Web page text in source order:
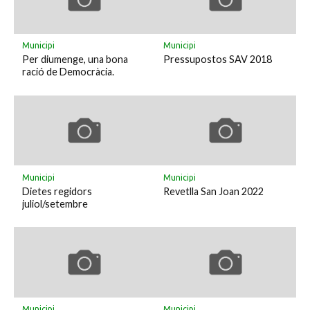
Municipi
Per diumenge, una bona
ració de Democràcia.
Municipi
Pressupostos SAV 2018
Municipi
Dietes regidors
juliol/setembre
Municipi
Revetlla San Joan 2022